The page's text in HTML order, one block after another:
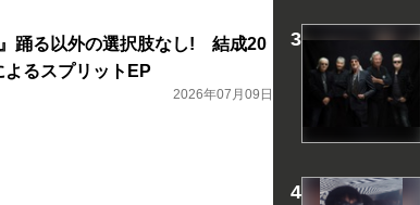
踊る以外の選択肢なし! 結成20
るスプリットEP
2026年07月09日